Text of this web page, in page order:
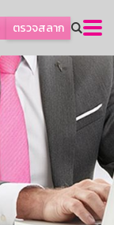
ตรวจสลาก